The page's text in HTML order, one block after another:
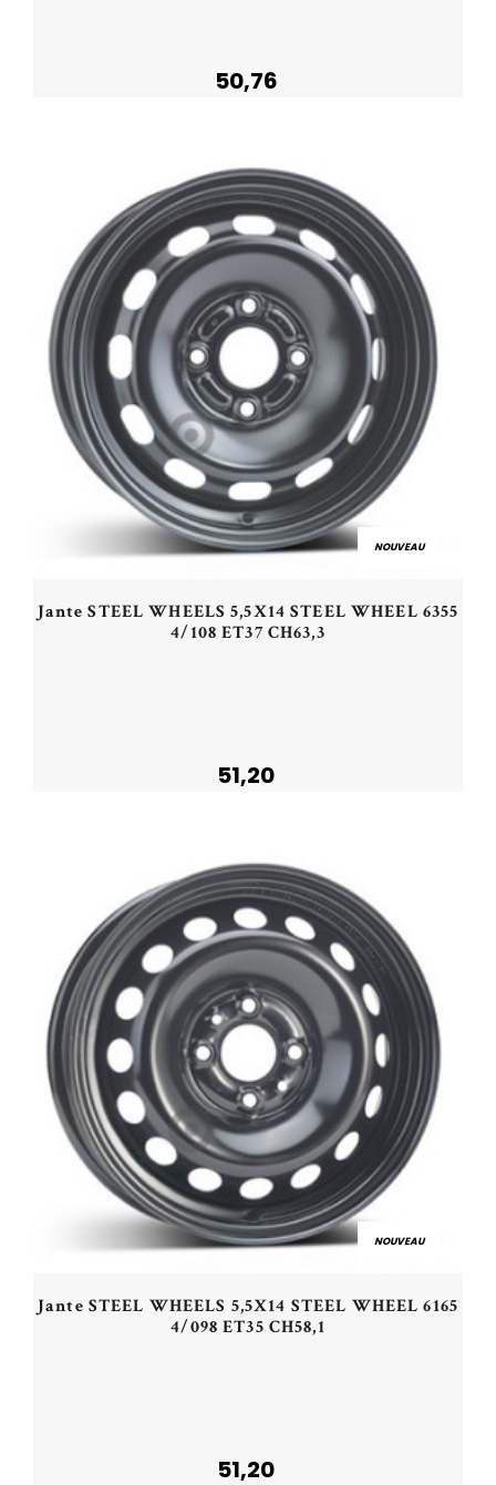
Acheter
50,76
Acheter
NOUVEAU
Jante STEEL WHEELS 5,5X14 STEEL WHEEL 6355
4/108 ET37 CH63,3
51,20
Acheter
NOUVEAU
Jante STEEL WHEELS 5,5X14 STEEL WHEEL 6165
4/098 ET35 CH58,1
51,20